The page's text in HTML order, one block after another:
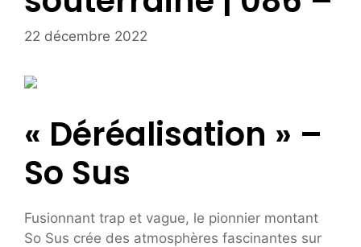
22 décembre 2022
« Déréalisation » –
So Sus
Fusionnant trap et vague, le pionnier montant
So Sus crée des atmosphères fascinantes sur